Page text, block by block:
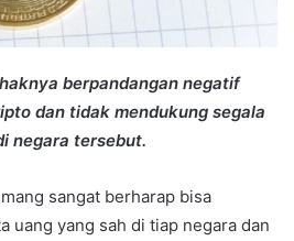
berpandangan negatif
dan tidak mendukung segala
negara tersebut.
sangat berharap bisa
uang yang sah di tiap negara dan